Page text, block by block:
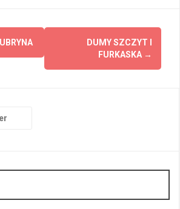
DUMY SZCZYT I
FURKASKA →